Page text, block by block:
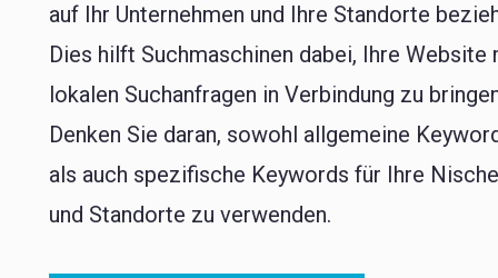
auf Ihr Unternehmen und Ihre Standorte
Dies hilft Suchmaschinen dabei, Ihre Website
lokalen Suchanfragen in Verbindung zu
Denken Sie daran, sowohl allgemeine
als auch spezifische Keywords für Ihre
und Standorte zu verwenden.